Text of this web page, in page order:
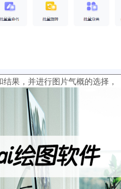
果，并进行图片气概的选择，